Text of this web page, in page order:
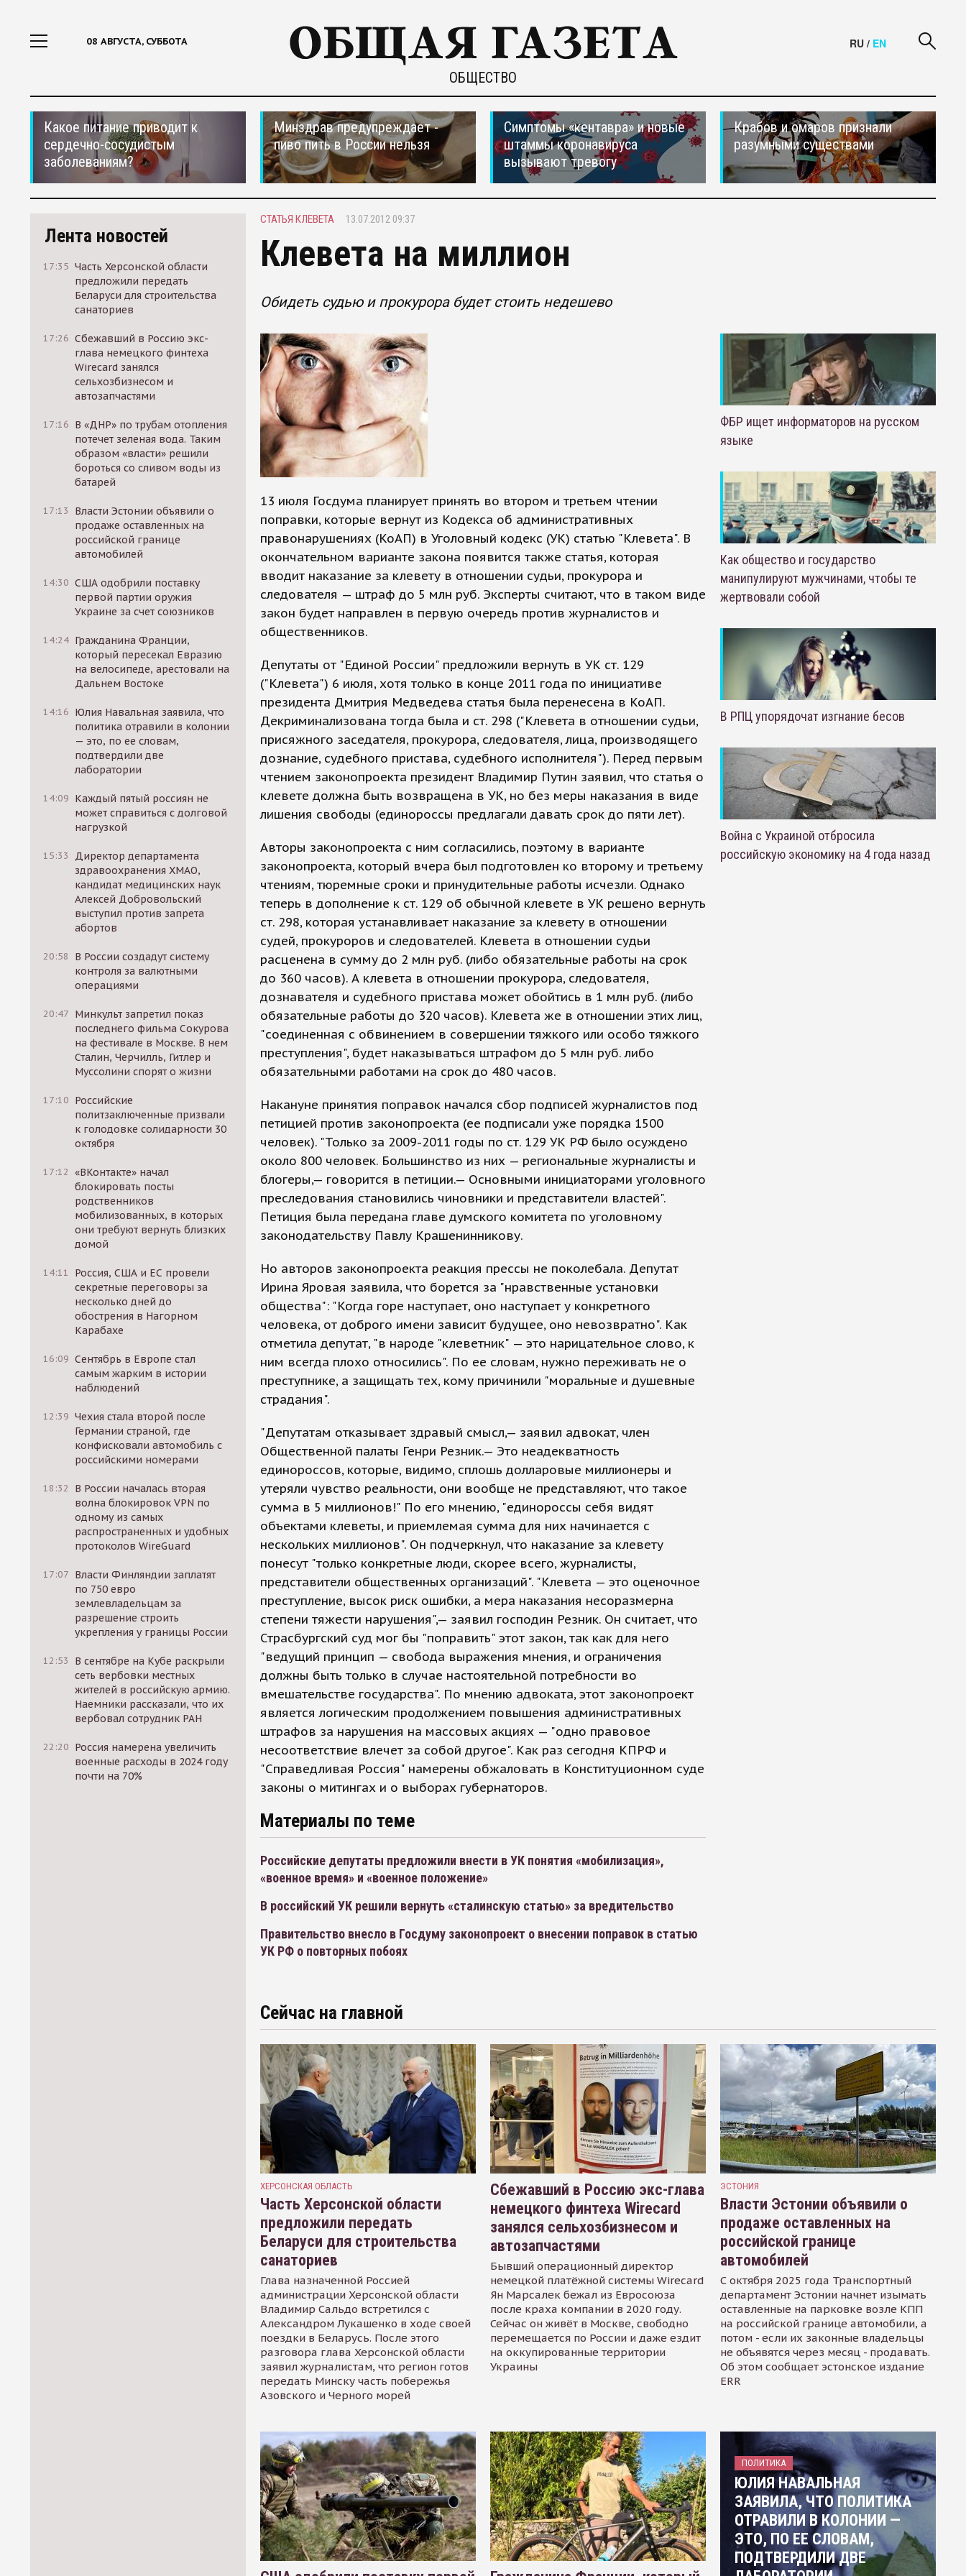
08 АВГУСТА, СУББОТА
ОБЩЕСТВО
RU / EN
Какое питание приводит к
сердечно-сосудистым
заболеваниям?
Минздрав предупреждает -
пиво пить в России нельзя
Симптомы «кентавра» и новые
штаммы коронавируса
вызывают тревогу
Крабов и омаров признали
разумными существами
Лента новостей
17:35 Часть Херсонской области
предложили передать
Беларуси для строительства
санаториев
17:26 Сбежавший в Россию экс-
глава немецкого финтеха
Wirecard занялся
сельхозбизнесом и
автозапчастями
17:16 В «ДНР» по трубам отопления
потечет зеленая вода. Таким
образом «власти» решили
бороться со сливом воды из
батарей
17:13
Власти Эстонии объявили о
продаже оставленных на
российской границе
автомобилей
14:30 США одобрили поставку
первой партии оружия
Украине за счет союзников
14:24 Гражданина Франции,
который пересекал Евразию
на велосипеде, арестовали на
Дальнем Востоке
14:16 Юлия Навальная заявила, что
политика отравили в колонии
— это, по ее словам,
подтвердили две
лаборатории
14:09 Каждый пятый россиян не
может справиться с долговой
нагрузкой
15:33
Директор департамента
здравоохранения ХМАО,
кандидат медицинских наук
Алексей Добровольский
выступил против запрета
абортов
20:58
В России создадут систему
контроля за валютными
операциями
20:47 Минкульт запретил показ
последнего фильма Сокурова
на фестивале в Москве. В нем
Сталин, Черчилль, Гитлер и
Муссолини спорят о жизни
17:10 Российские
политзаключенные призвали
к голодовке солидарности 30
октября
17:12 «ВКонтакте» начал
блокировать посты
родственников
мобилизованных, в которых
они требуют вернуть близких
домой
14:11
Россия, США и ЕС провели
секретные переговоры за
несколько дней до
обострения в Нагорном
Карабахе
16:09 Сентябрь в Европе стал
самым жарким в истории
наблюдений
12:39 Чехия стала второй после
Германии страной, где
конфисковали автомобиль с
российскими номерами
18:32
В России началась вторая
волна блокировок VPN по
одному из самых
распространенных и удобных
протоколов WireGuard
17:07 Власти Финляндии заплатят
по 750 евро
землевладельцам за
разрешение строить
укрепления у границы России
12:53
В сентябре на Кубе раскрыли
сеть вербовки местных
жителей в российскую армию.
Наемники рассказали, что их
вербовал сотрудник РАН
22:20 Россия намерена увеличить
военные расходы в 2024 году
почти на 70%
СТАТЬЯ КЛЕВЕТА 13.07.2012 09:37
Клевета на миллион
Обидеть судью и прокурора будет стоить недешево
13 июля Госдума планирует принять во втором и третьем чтении
поправки, которые вернут из Кодекса об административных
правонарушениях (КоАП) в Уголовный кодекс (УК) статью "Клевета". В
окончательном варианте закона появится также статья, которая
вводит наказание за клевету в отношении судьи, прокурора и
следователя — штраф до 5 млн руб. Эксперты считают, что в таком виде
закон будет направлен в первую очередь против журналистов и
общественников.
Депутаты от "Единой России" предложили вернуть в УК ст. 129
("Клевета") 6 июля, хотя только в конце 2011 года по инициативе
президента Дмитрия Медведева статья была перенесена в КоАП.
Декриминализована тогда была и ст. 298 ("Клевета в отношении судьи,
присяжного заседателя, прокурора, следователя, лица, производящего
дознание, судебного пристава, судебного исполнителя"). Перед первым
чтением законопроекта президент Владимир Путин заявил, что статья о
клевете должна быть возвращена в УК, но без меры наказания в виде
лишения свободы (единороссы предлагали давать срок до пяти лет).
Авторы законопроекта с ним согласились, поэтому в варианте
законопроекта, который вчера был подготовлен ко второму и третьему
чтениям, тюремные сроки и принудительные работы исчезли. Однако
теперь в дополнение к ст. 129 об обычной клевете в УК решено вернуть
ст. 298, которая устанавливает наказание за клевету в отношении
судей, прокуроров и следователей. Клевета в отношении судьи
расценена в сумму до 2 млн руб. (либо обязательные работы на срок
до 360 часов). А клевета в отношении прокурора, следователя,
дознавателя и судебного пристава может обойтись в 1 млн руб. (либо
обязательные работы до 320 часов). Клевета же в отношении этих лиц,
"соединенная с обвинением в совершении тяжкого или особо тяжкого
преступления", будет наказываться штрафом до 5 млн руб. либо
обязательными работами на срок до 480 часов.
Накануне принятия поправок начался сбор подписей журналистов под
петицией против законопроекта (ее подписали уже порядка 1500
человек). "Только за 2009-2011 годы по ст. 129 УК РФ было осуждено
около 800 человек. Большинство из них — региональные журналисты и
блогеры,— говорится в петиции.— Основными инициаторами уголовного
преследования становились чиновники и представители властей".
Петиция была передана главе думского комитета по уголовному
законодательству Павлу Крашенинникову.
Но авторов законопроекта реакция прессы не поколебала. Депутат
Ирина Яровая заявила, что борется за "нравственные установки
общества": "Когда горе наступает, оно наступает у конкретного
человека, от доброго имени зависит будущее, оно невозвратно". Как
отметила депутат, "в народе "клеветник" — это нарицательное слово, к
ним всегда плохо относились". По ее словам, нужно переживать не о
преступнике, а защищать тех, кому причинили "моральные и душевные
страдания".
"Депутатам отказывает здравый смысл,— заявил адвокат, член
Общественной палаты Генри Резник.— Это неадекватность
единороссов, которые, видимо, сплошь долларовые миллионеры и
утеряли чувство реальности, они вообще не представляют, что такое
сумма в 5 миллионов!" По его мнению, "единороссы себя видят
объектами клеветы, и приемлемая сумма для них начинается с
нескольких миллионов". Он подчеркнул, что наказание за клевету
понесут "только конкретные люди, скорее всего, журналисты,
представители общественных организаций". "Клевета — это оценочное
преступление, высок риск ошибки, а мера наказания несоразмерна
степени тяжести нарушения",— заявил господин Резник. Он считает, что
Страсбургский суд мог бы "поправить" этот закон, так как для него
"ведущий принцип — свобода выражения мнения, и ограничения
должны быть только в случае настоятельной потребности во
вмешательстве государства". По мнению адвоката, этот законопроект
является логическим продолжением повышения административных
штрафов за нарушения на массовых акциях — "одно правовое
несоответствие влечет за собой другое". Как раз сегодня КПРФ и
"Справедливая Россия" намерены обжаловать в Конституционном суде
законы о митингах и о выборах губернаторов.
Материалы по теме
Российские депутаты предложили внести в УК понятия «мобилизация»,
«военное время» и «военное положение»
В российский УК решили вернуть «сталинскую статью» за вредительство
Правительство внесло в Госдуму законопроект о внесении поправок в статью
УК РФ о повторных побоях
ФБР ищет информаторов на русском
языке
Как общество и государство
манипулируют мужчинами, чтобы те
жертвовали собой
В РПЦ упорядочат изгнание бесов
Война с Украиной отбросила
российскую экономику на 4 года назад
Сейчас на главной
ХЕРСОНСКАЯ ОБЛАСТЬ
Часть Херсонской области
предложили передать
Беларуси для строительства
санаториев
Глава назначенной Россией
администрации Херсонской области
Владимир Сальдо встретился с
Александром Лукашенко в ходе своей
поездки в Беларусь. После этого
разговора глава Херсонской области
заявил журналистам, что регион готов
передать Минску часть побережья
Азовского и Черного морей
Сбежавший в Россию экс-глава
немецкого финтеха Wirecard
занялся сельхозбизнесом и
автозапчастями
Бывший операционный директор
немецкой платёжной системы Wirecard
Ян Марсалек бежал из Евросоюза
после краха компании в 2020 году.
Сейчас он живёт в Москве, свободно
перемещается по России и даже ездит
на оккупированные территории
Украины
ЭСТОНИЯ
Власти Эстонии объявили о
продаже оставленных на
российской границе
автомобилей
С октября 2025 года Транспортный
департамент Эстонии начнет изымать
оставленные на парковке возле КПП
на российской границе автомобили, а
потом - если их законные владельцы
не объявятся через месяц - продавать.
Об этом сообщает эстонское издание
ERR
ПОЛИТИКА
ЮЛИЯ НАВАЛЬНАЯ
ЗАЯВИЛА, ЧТО ПОЛИТИКА
ОТРАВИЛИ В КОЛОНИИ —
ЭТО, ПО ЕЕ СЛОВАМ,
ПОДТВЕРДИЛИ ДВЕ